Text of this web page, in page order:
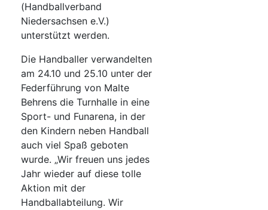
(Handballverband
Niedersachsen e.V.)
unterstützt werden.
Die Handballer verwandelten
am 24.10 und 25.10 unter der
Federführung von Malte
Behrens die Turnhalle in eine
Sport- und Funarena, in der
den Kindern neben Handball
auch viel Spaß geboten
wurde. „Wir freuen uns jedes
Jahr wieder auf diese tolle
Aktion mit der
Handballabteilung. Wir